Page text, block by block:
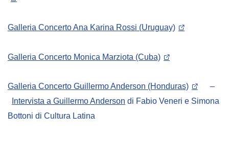
Galleria Concerto Ana Karina Rossi (Uruguay)
Galleria Concerto Monica Marziota (Cuba)
Galleria Concerto Guillermo Anderson (Honduras)
–
Intervista a Guillermo Anderson di Fabio Veneri e Simona
Bottoni di Cultura Latina